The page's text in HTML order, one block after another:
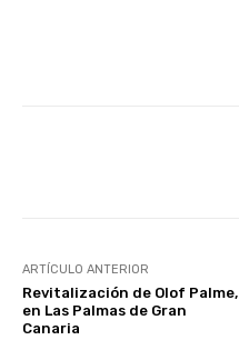
ARTÍCULO ANTERIOR
Revitalización de Olof Palme,
en Las Palmas de Gran
Canaria